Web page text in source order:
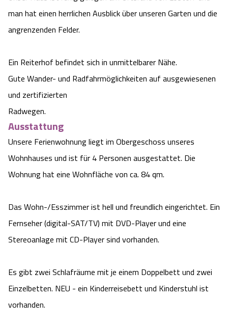
Camping
Urlaub mit Hund
Kataloge
Angebote
Kontakt
Reiten
Unterkünfte
Urlaub auf dem Bauernhof
Landschaftsführungen
Wildpark Lüneburger Heide
Otter Zentrum
Ralf Schumacher Kart & Bowl
Abenteuerland Trampolin-Park
Battle Kart Bispingen
Adventure District Bispingen
Veranstaltungen
Shopping Celle
Unterkünfte Celle
man hat einen herrlichen Ausblick über unseren Garten und die
angrenzenden Felder.
Ein Reiterhof befindet sich in unmittelbarer Nähe.
Gute Wander- und Radfahrmöglichkeiten auf ausgewiesenen
und zertifizierten
Radwegen.
Ausstattung
Unsere Ferienwohnung liegt im Obergeschoss unseres
Wohnhauses und ist für 4 Personen ausgestattet. Die
Wohnung hat eine Wohnfläche von ca. 84 qm.
Das Wohn-/Esszimmer ist hell und freundlich eingerichtet. Ein
Fernseher (digital-SAT/TV) mit DVD-Player und eine
Stereoanlage mit CD-Player sind vorhanden.
Es gibt zwei Schlafräume mit je einem Doppelbett und zwei
Einzelbetten. NEU - ein Kinderreisebett und Kinderstuhl ist
vorhanden.